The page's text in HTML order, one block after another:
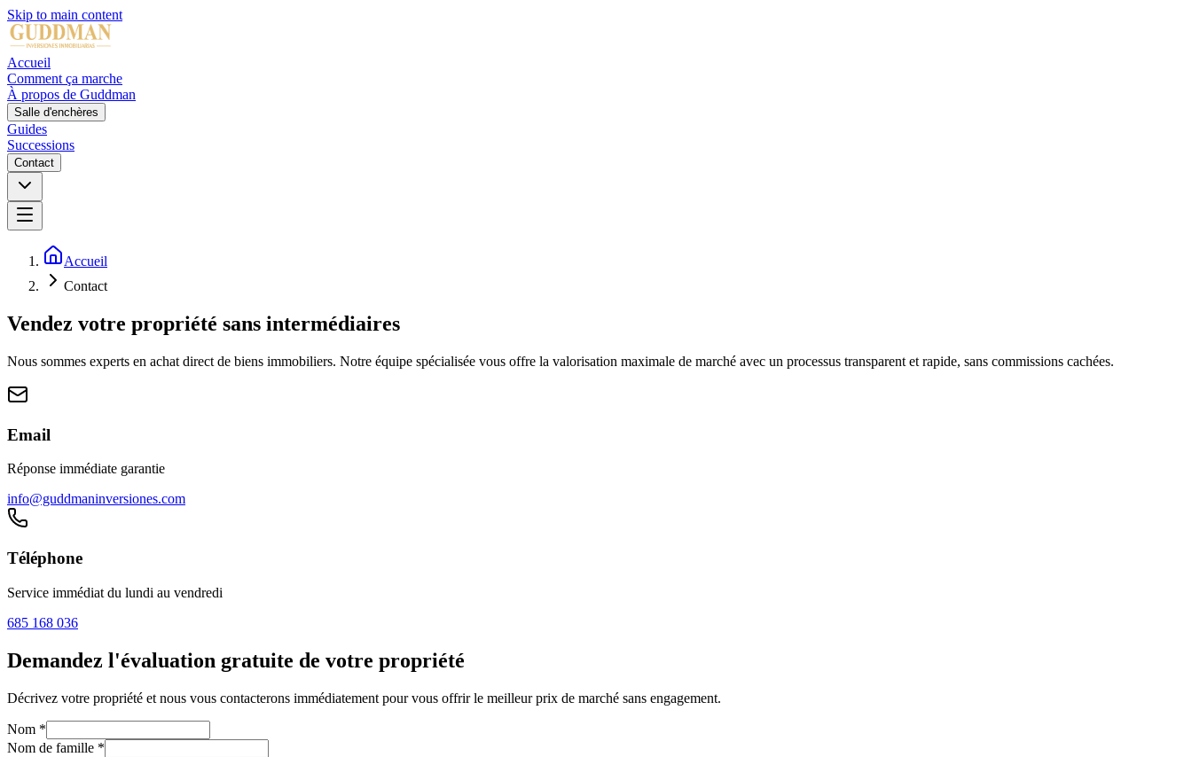
Skip to main content
Accueil
Comment ça marche
À propos de Guddman
Salle d'enchères
Guides
Successions
Contact
Accueil
Contact
Vendez votre propriété sans intermédiaires
Nous sommes experts en achat direct de biens immobiliers. Notre équipe spécialisée vous offre la valorisation maximale de marché avec un processus transparent et rapide, sans commissions cachées.
Email
Réponse immédiate garantie
info@guddmaninversiones.com
Téléphone
Service immédiat du lundi au vendredi
685 168 036
Demandez l'évaluation gratuite de votre propriété
Décrivez votre propriété et nous vous contacterons immédiatement pour vous offrir le meilleur prix de marché sans engagement.
Nom *
Nom de famille *